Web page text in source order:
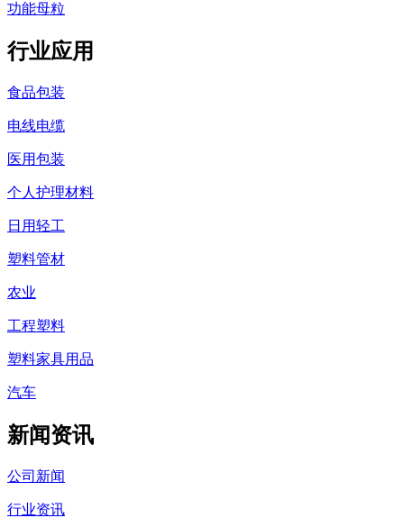
功能母粒
行业应用
食品包装
电线电缆
医用包装
个人护理材料
日用轻工
塑料管材
农业
工程塑料
塑料家具用品
汽车
新闻资讯
公司新闻
行业资讯